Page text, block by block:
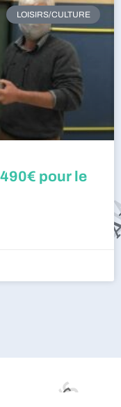
LOISIRS/CULTURE
pour le